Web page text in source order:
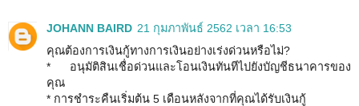
JOHANN BAIRD 21 กุมภาพันธ์ 2562 เวลา 16:53
คุณต้องการเงินกู้ทางการเงินอย่างเร่งด่วนหรือไม่?
* อนุมัติสินเชื่อด่วนและโอนเงินทันทีไปยังบัญชีธนาคารของ
คุณ
* การชำระคืนเริ่มต้น 5 เดือนหลังจากที่คุณได้รับเงินกู้